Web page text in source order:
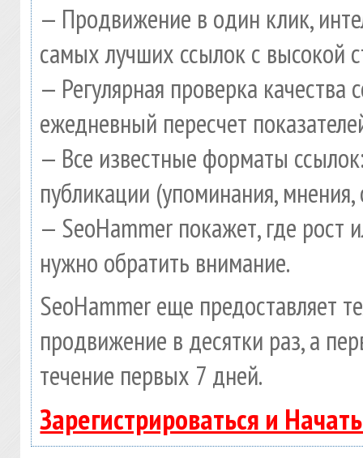
— Продвижение в один клик,
самых лучших ссылок с высокой
— Регулярная проверка
ежедневный пересчет
— Все известные форматы
публикации (упоминания,
— SeoHammer покажет, где рост
нужно обратить внимание.
SeoHammer еще предоставляет
продвижение в десятки раз, а
течение первых 7 дней.
Зарегистрироваться и